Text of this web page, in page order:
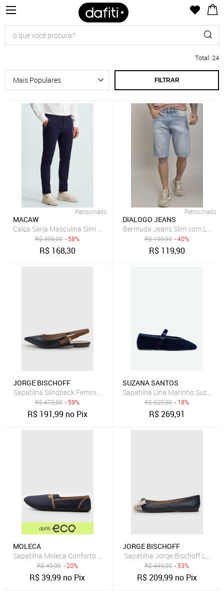
Total: 24
FILTRAR
Patrocinado
MACAW
R$398,00 - 58%
R$ 168,30
Patrocinado
DIALOGO JEANS
Bermuda Jeans Slim com
R$199,90 - 40%
R$ 119,90
JORGE BISCHOFF
Sapatilha Slingback Feminina Jorge Bischoff Azul Marinho
R$470,00 - 59%
R$ 191,99 no Pix
SUZANA SANTOS
Sapatilha Lina Marinho Suzana
R$329,90 - 18%
R$269,91
MOLECA
Sapatilha Moleca Conforto Azul-Marinho
R$49,99 - 20%
R$39,99 no Pix
JORGE BISCHOFF
Sapatilha Jorge Bischoff Laço
R$449,00 - 53%
R$209,99 no Pix